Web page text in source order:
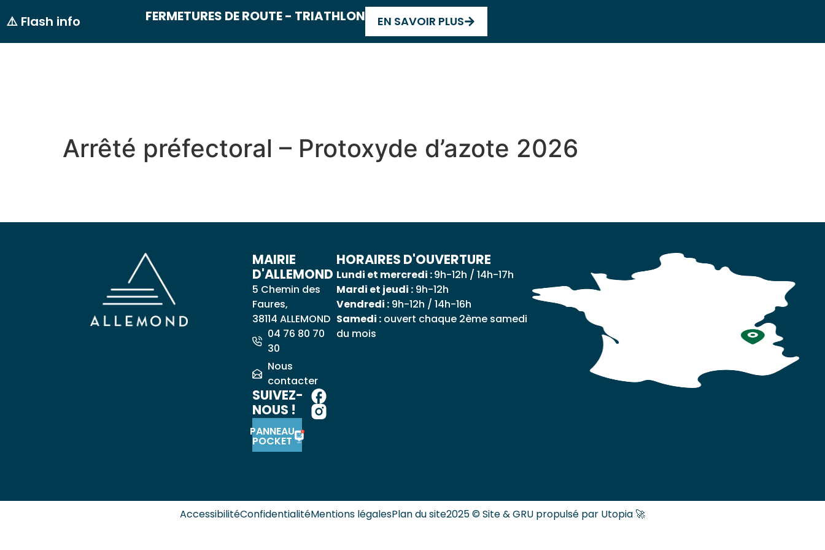
principal
⚠️ Flash info FERMETURES DE ROUTE - TRIATHLON EN SAVOIR PLUS
Arrêté préfectoral – Protoxyde d’azote 2026
MAIRIE
D'ALLEMOND
5 Chemin des
Faures,
38114 ALLEMOND
04 76 80 70
30
Nous
contacter
SUIVEZ-
NOUS !
PANNEAU
POCKET
HORAIRES D'OUVERTURE
Lundi et mercredi :9h-12h / 14h-17h
Mardi et jeudi :9h-12h
Vendredi :9h-12h / 14h-16h
Samedi :ouvert chaque 2ème samedi
du mois
AccessibilitéConfidentialitéMentions légalesPlan du site2025 © Site & GRU propulsé par Utopia 🚀